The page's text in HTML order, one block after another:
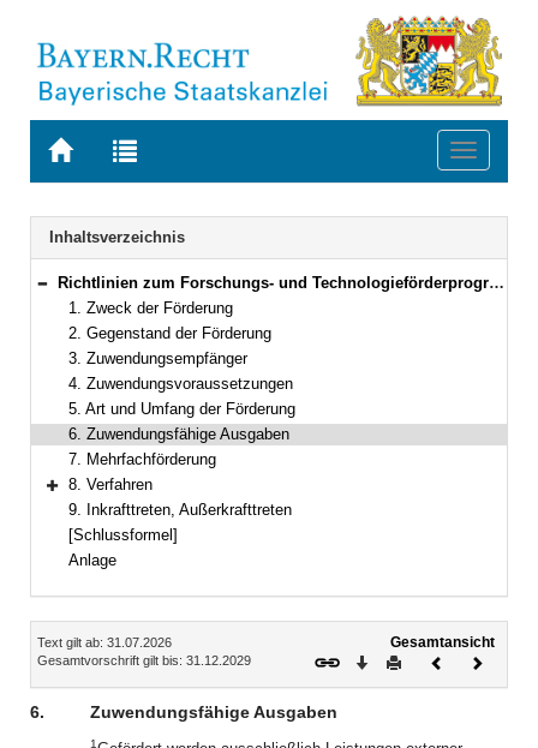
Zur
BAYERN.RECHT
Zur
letzten
Suche
Toggle
Navigation
Inhaltsverzeichnis
Bereich reduzieren
Richtlinien zum Forschungs- und Technologieförderprogramm „Innovationsgutscheine für kleine Unternehmen/Handwerksbetriebe“
1. Zweck der Förderung
2. Gegenstand der Förderung
3. Zuwendungsempfänger
4. Zuwendungsvoraussetzungen
5. Art und Umfang der Förderung
6. Zuwendungsfähige Ausgaben
7. Mehrfachförderung
Bereich erweitern
8. Verfahren
9. Inkrafttreten, Außerkrafttreten
[Schlussformel]
Anlage
Inhalt
Text gilt ab: 31.07.2026
Gesamtvorschrift gilt bis: 31.12.2029
Gesamtansicht
Download
DruckenVorheriges
6. Zuwendungsfähige Ausgaben
1